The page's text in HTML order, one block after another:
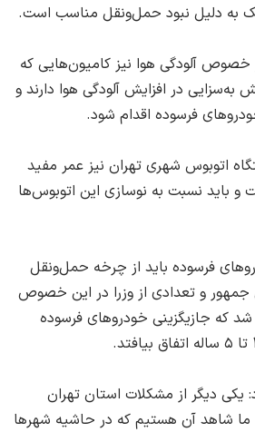
خصوص آلودگی هوا نیز کامیون‌هایی که
به‌سزایی در افزایش آلودگی هوا دارند و
فرسوده اقدام شود.
گفت: ۳۵۰۰ دستگاه اتوبوس شهری تهران نیز عمر مفید
و باید نسبت به نوسازی این اتوبوس‌ها
فرسوده باید از چرخه حمل‌ونقل
جمهور و تعدادی از وزرا در این خصوص
که جازیگزینی خودروهای فرسوده
یکی دیگر از مشکلات استان تهران
شاهد آن هستیم که در حاشیه شهرها